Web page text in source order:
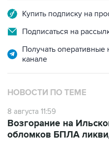
Купить подписку на
Подписаться на
Получать
канале
НОВОСТИ ПО ТЕМЕ
8 августа 11:59
Возгорание на
обломков БПЛА